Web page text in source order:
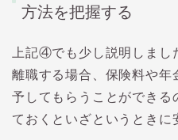
方法を把握する
上記④でも少し説明しまし
離職する場合、保険料や年
予してもらうことができる
ておくといざというときに